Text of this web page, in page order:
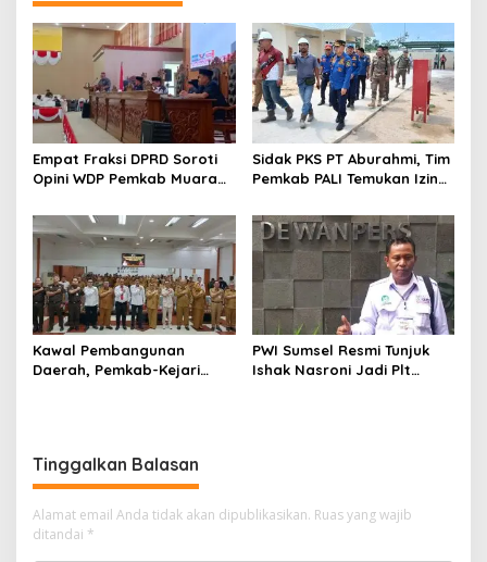
Empat Fraksi DPRD Soroti
Opini WDP Pemkab Muara
Kelola Keuangan
Sidak PKS PT Aburahmi, Tim
Pemkab PALI Temukan Izin
Kawal Pembangunan
Daerah, Pemkab-Kejari
PWI Sumsel Resmi Tunjuk
Ishak Nasroni Jadi Plt
Tinggalkan Balasan
Alamat email Anda tidak akan dipublikasikan. Ruas yang wajib
ditandai *